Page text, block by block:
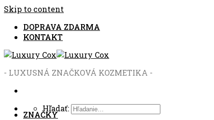
Skip to content
DOPRAVA ZDARMA
KONTAKT
- LUXUSNÁ ZNAČKOVÁ KOZMETIKA -
Hľadať:
ZNAČKY